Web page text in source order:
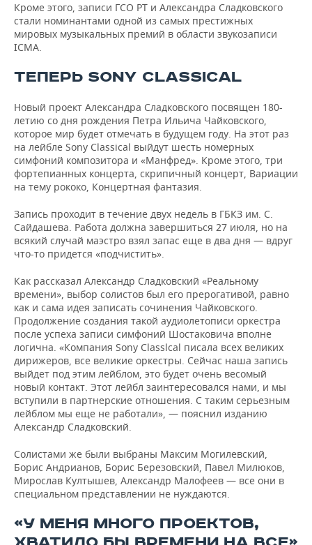
Кроме этого, записи ГСО РТ и Александра Сладковского
стали номинантами одной из самых престижных
мировых музыкальных премий в области звукозаписи
ICMA.
ТЕПЕРЬ SONY CLASSICAL
Новый проект Александра Сладковского посвящен 180-
летию со дня рождения Петра Ильича Чайковского,
которое мир будет отмечать в будущем году. На этот раз
на лейбле Sony Classical выйдут шесть номерных
симфоний композитора и «Манфред». Кроме этого, три
фортепианных концерта, скрипичный концерт, Вариации
на тему рококо, Концертная фантазия.
Запись проходит в течение двух недель в ГБКЗ им. С.
Сайдашева. Работа должна завершиться 27 июля, но на
всякий случай маэстро взял запас еще в два дня — вдруг
что-то придется «подчистить».
Как рассказал Александр Сладковский «Реальному
времени», выбор солистов был его прерогативой, равно
как и сама идея записать сочинения Чайковского.
Продолжение создания такой аудиолетописи оркестра
после успеха записи симфоний Шостаковича вполне
логична. «Компания Sony Classlcal писала всех великих
дирижеров, все великие оркестры. Сейчас наша запись
выйдет под этим лейблом, это будет очень весомый
новый контакт. Этот лейбл заинтересовался нами, и мы
вступили в партнерские отношения. С таким серьезным
лейблом мы еще не работали», — пояснил изданию
Александр Сладковский.
Солистами же были выбраны Максим Могилевский,
Борис Андрианов, Борис Березовский, Павел Милюков,
Мирослав Култышев, Александр Малофеев — все они в
специальном представлении не нуждаются.
«У МЕНЯ МНОГО ПРОЕКТОВ,